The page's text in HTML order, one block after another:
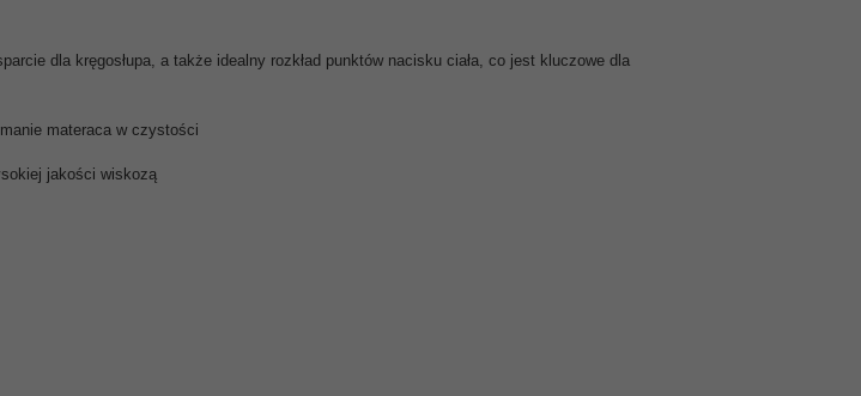
dla kręgosłupa, a także idealny rozkład punktów nacisku ciała, co jest kluczowe dla
materaca w czystości
jakości wiskozą